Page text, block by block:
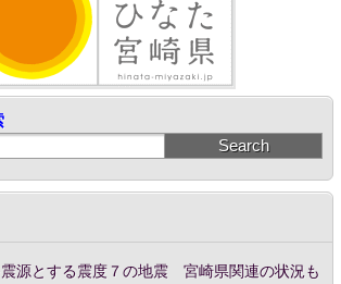
源とする震度７の地震 宮崎県関連の状況も